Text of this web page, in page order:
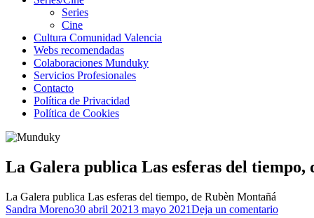
Series
Cine
Cultura Comunidad Valencia
Webs recomendadas
Colaboraciones Munduky
Servicios Profesionales
Contacto
Política de Privacidad
Política de Cookies
La Galera publica Las esferas del tiempo,
La Galera publica Las esferas del tiempo, de Rubèn Montañá
Autor
Sandra MorenoPublicado
30 abril 20213 mayo 2021Deja un comentariopara